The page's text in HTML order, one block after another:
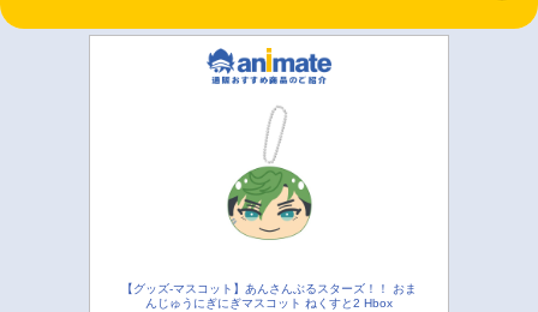
【グッズ-マスコット】あんさんぶるスターズ！！ おま
んじゅうにぎにぎマスコット ねくすと2 Hbox